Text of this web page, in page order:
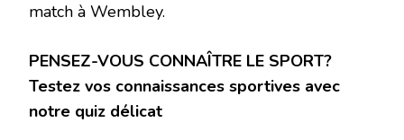
match à Wembley.
PENSEZ-VOUS CONNAÎTRE LE SPORT?
Testez vos connaissances sportives avec
notre quiz délicat